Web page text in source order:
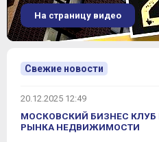
На страницу видео
Свежие новости
20.12.2025 12:49
МОСКОВСКИЙ БИЗНЕС
РЫНКА НЕДВИЖИМОСТИ